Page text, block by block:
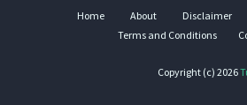
Home About Disclaimer
Terms and Conditions
Copyright (c) 2026